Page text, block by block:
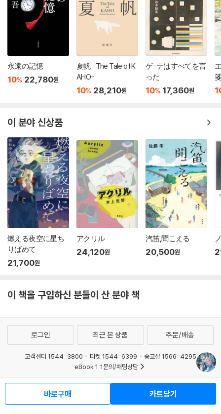
永遠の記憶
10% 22,780원
夏帆 -The Tale of K
AHO-
10% 28,210원
ゲ-テはすべてを言
った
10% 17,360원
이 분야 신상품
燃える夜空に星ち
りばめて
21,700원
アクリル
24,120원
汽笛,聞こえる
20,500원
이 책을 구입하신 분들이 산 분야 책
바로구매 카트담기
로그인 최근 본 상품 주문/배송
고객센터 1544-3800 티켓 1544-6399
중고샵 1566-4295
eBook 1:1문의/채팅상담
예스이십사(주) 사업자 정보
이용약관
청소년보호정책
PC버전
회사소개
거래처관계자께